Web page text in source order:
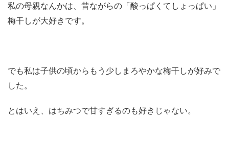
私の母親なんかは、昔ながらの「酸っぱくてしょっぱい」
梅干しが大好きです。
でも私は子供の頃からもう少しまろやかな梅干しが好みで
した。
とはいえ、はちみつで甘すぎるのも好きじゃない。